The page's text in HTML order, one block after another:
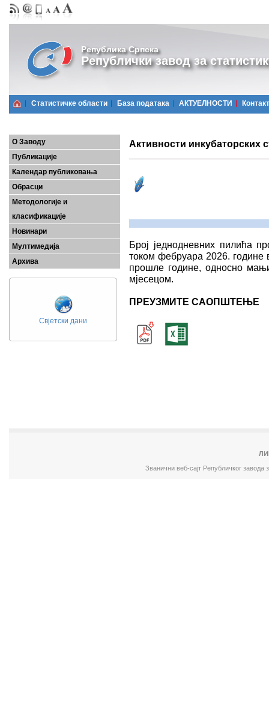
Република Српска
Републички завод за
Статистичке области Базa података АКТУЕЛНОСТИ Контакт
О Заводу
Публикације
Календар публиковања
Обрасци
Методологије и
класификације
Новинари
Мултимедија
Архива
Свјетски дани
Активности инкубаторских
Број једнодневних пилића
током фебруара 2026. године
прошле године, односно
мјесецом.
ПРЕУЗМИТЕ САОПШТЕЊЕ
Званични веб-сајт Републичког